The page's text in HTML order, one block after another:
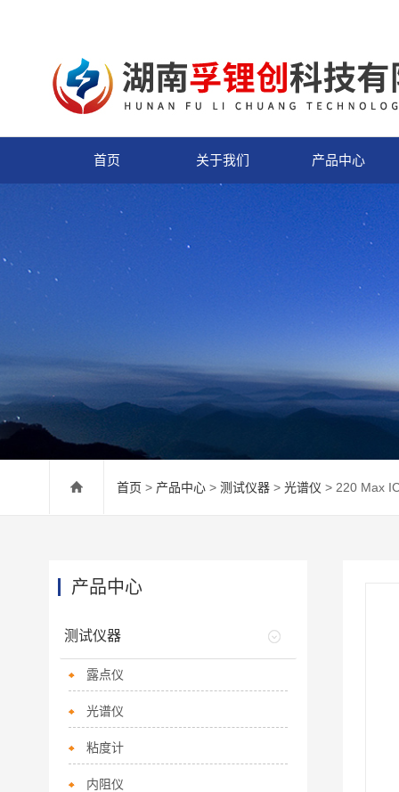
首页 关于我们 产品中心
首页 > 产品中心 > 测试仪器 > 光谱仪 > 220 Max
产品中心
测试仪器
露点仪
光谱仪
粘度计
内阻仪